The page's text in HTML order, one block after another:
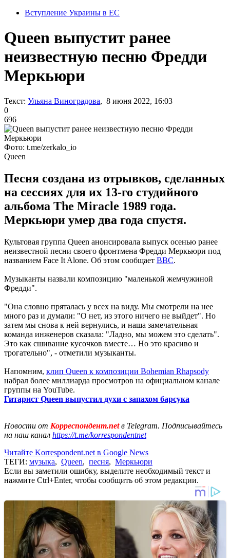
Вступление Украины в ЕС
Queen выпустит ранее
неизвестную песню Фредди
Меркьюри
Текст: Ульяна Виноградова, 8 июня 2022, 16:03
0
696
Фото: t.me/zerkalo_io
Queen
Песня создана из отрывков, сделанных
на сессиях для их 13-го студийного
альбома The Miracle 1989 года.
Меркьюри умер два года спустя.
Культовая группа Queen анонсировала выпуск осенью ранее
неизвестной песни своего фронтмена Фредди Меркьюри под
названием Face It Alone. Об этом сообщает BBC.
Музыканты назвали композицию "маленькой жемчужиной
Фредди".
"Она словно пряталась у всех на виду. Мы смотрели на нее
много раз и думали: "О нет, из этого ничего не выйдет". Но
затем мы снова к ней вернулись, и наша замечательная
команда инженеров сказала: "Ладно, мы можем это сделать".
Это как сшивание кусочков вместе… Но это красиво и
трогательно", - отметили музыканты.
Напомним, клип Queen к композиции Bohemian Rhapsody
набрал более миллиарда просмотров на официальном канале
группы на YouTube.
Гитарист Queen выпустил духи с запахом барсука
Новости от Корреспондент.netв Telegram. Подписывайтесь
на наш канал https://t.me/korrespondentnet
Читайте Korrespondent.net в Google News
ТЕГИ: музыка, Queen, песня, Меркьюри
Если вы заметили ошибку, выделите необходимый текст и
нажмите Ctrl+Enter, чтобы сообщить об этом редакции.